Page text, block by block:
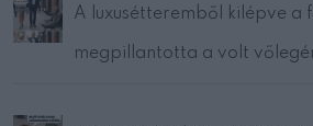
A luxusétteremből kilépve a
megpillantotta a volt